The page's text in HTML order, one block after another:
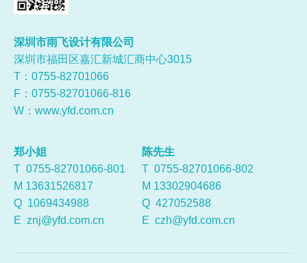
深圳市雨飞设计有限公司
深圳市福田区嘉汇新城汇商中心3015
T：0755-82701066
F：0755-82701066-816
W： www.yfd.com.cn
郑小姐
T 0755-82701066-801
M 13631526817
Q 1069434988
E znj@yfd.com.cn
陈先生
T 0755-82701066-802
M 13302904686
Q 427052588
E czh@yfd.com.cn